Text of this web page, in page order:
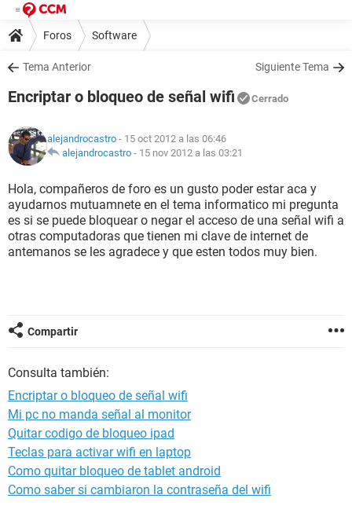
Foros Software
Tema Anterior Siguiente Tema
Encriptar o bloqueo de señal wifi Cerrado
alejandrocastro - 15 oct 2012 a las 06:46
alejandrocastro - 15 nov 2012 a las 03:21
Hola, compañeros de foro es un gusto poder estar aca y
ayudarnos mutuamnete en el tema informatico mi pregunta
es si se puede bloquear o negar el acceso de una señal wifi a
otras computadoras que tienen mi clave de internet de
antemanos se les agradece y que esten todos muy bien.
Compartir
Consulta también:
Encriptar o bloqueo de señal wifi
Mi pc no manda señal al monitor
Quitar codigo de bloqueo ipad
Teclas para activar wifi en laptop
Como quitar bloqueo de tablet android
Como saber si cambiaron la contraseña del wifi